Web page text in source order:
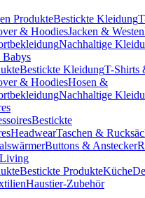
ProdukteBestickte Kleidung
& HoodiesJacken & Westen
Nachhaltige
Bestickte KleidungT-Shirts
& HoodiesHosen &
Nachhaltige
Bestickte
HeadwearTaschen &
Buttons & Anstecker
Bestickte ProdukteKüche
Haustier-Zubehör